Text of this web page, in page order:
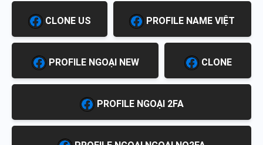
CLONE US PROFILE NAME VIỆT
PROFILE NGOẠI NEW CLONE
PROFILE NGOẠI 2FA